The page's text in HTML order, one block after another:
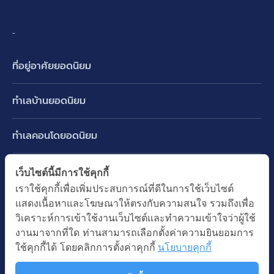
-
ที่อยู่อาศัยยอดนิยม
ทาวน์เฮ้าส์ ทาวน์โฮม
คอนโดมิเนียม
อาคารพาณิชย์ ตึกแถว
ที่ดินเปล่า
อพาร์ทเม้นท์ หอพัก
ออฟฟิต สำนักงาน
โรงงาน โกดัง
ทำเลบ้านยอดนิยม
บางนา รามคำแหง 2
ปทุมธานี รังสิต ลำลูกกา
นนทบุรี บางใหญ่ บางบัวทอง
ทำเลคอนโดยอดนิยม
พระราม 9
อ่อนนุช ปุณณวิถี
รัชดาภิเษก ห้วยขวาง
ห้าแยกลาดพร้าว
ทำเล BTS ยอดนิยม
BTS ทองหล่อ
BTS เอกมัย
BTS พร้อมพงษ์
BTS อ่อนนุช
ทำเล MRT ยอดนิยม
MRT เพชรบุรี
MRT พระราม 9
คำค้นยอดนิยม
บ้านมือสอง
เว็บไซต์นี้มีการใช้คุกกี้
เราใช้คุกกี้เพื่อเพิ่มประสบการณ์ที่ดีในการใช้เว็บไซต์
แสดงเนื้อหาและโฆษณาให้ตรงกับความสนใจ รวมถึงเพื่อ
วิเคราะห์การเข้าใช้งานเว็บไซต์และทำความเข้าใจว่าผู้ใช้
งานมาจากที่ใด ท่านสามารถเลือกตั้งค่าความยินยอมการ
ใช้คุกกี้ได้ โดยคลิกการตั้งค่าคุกกี้ นโยบายคุกกี้